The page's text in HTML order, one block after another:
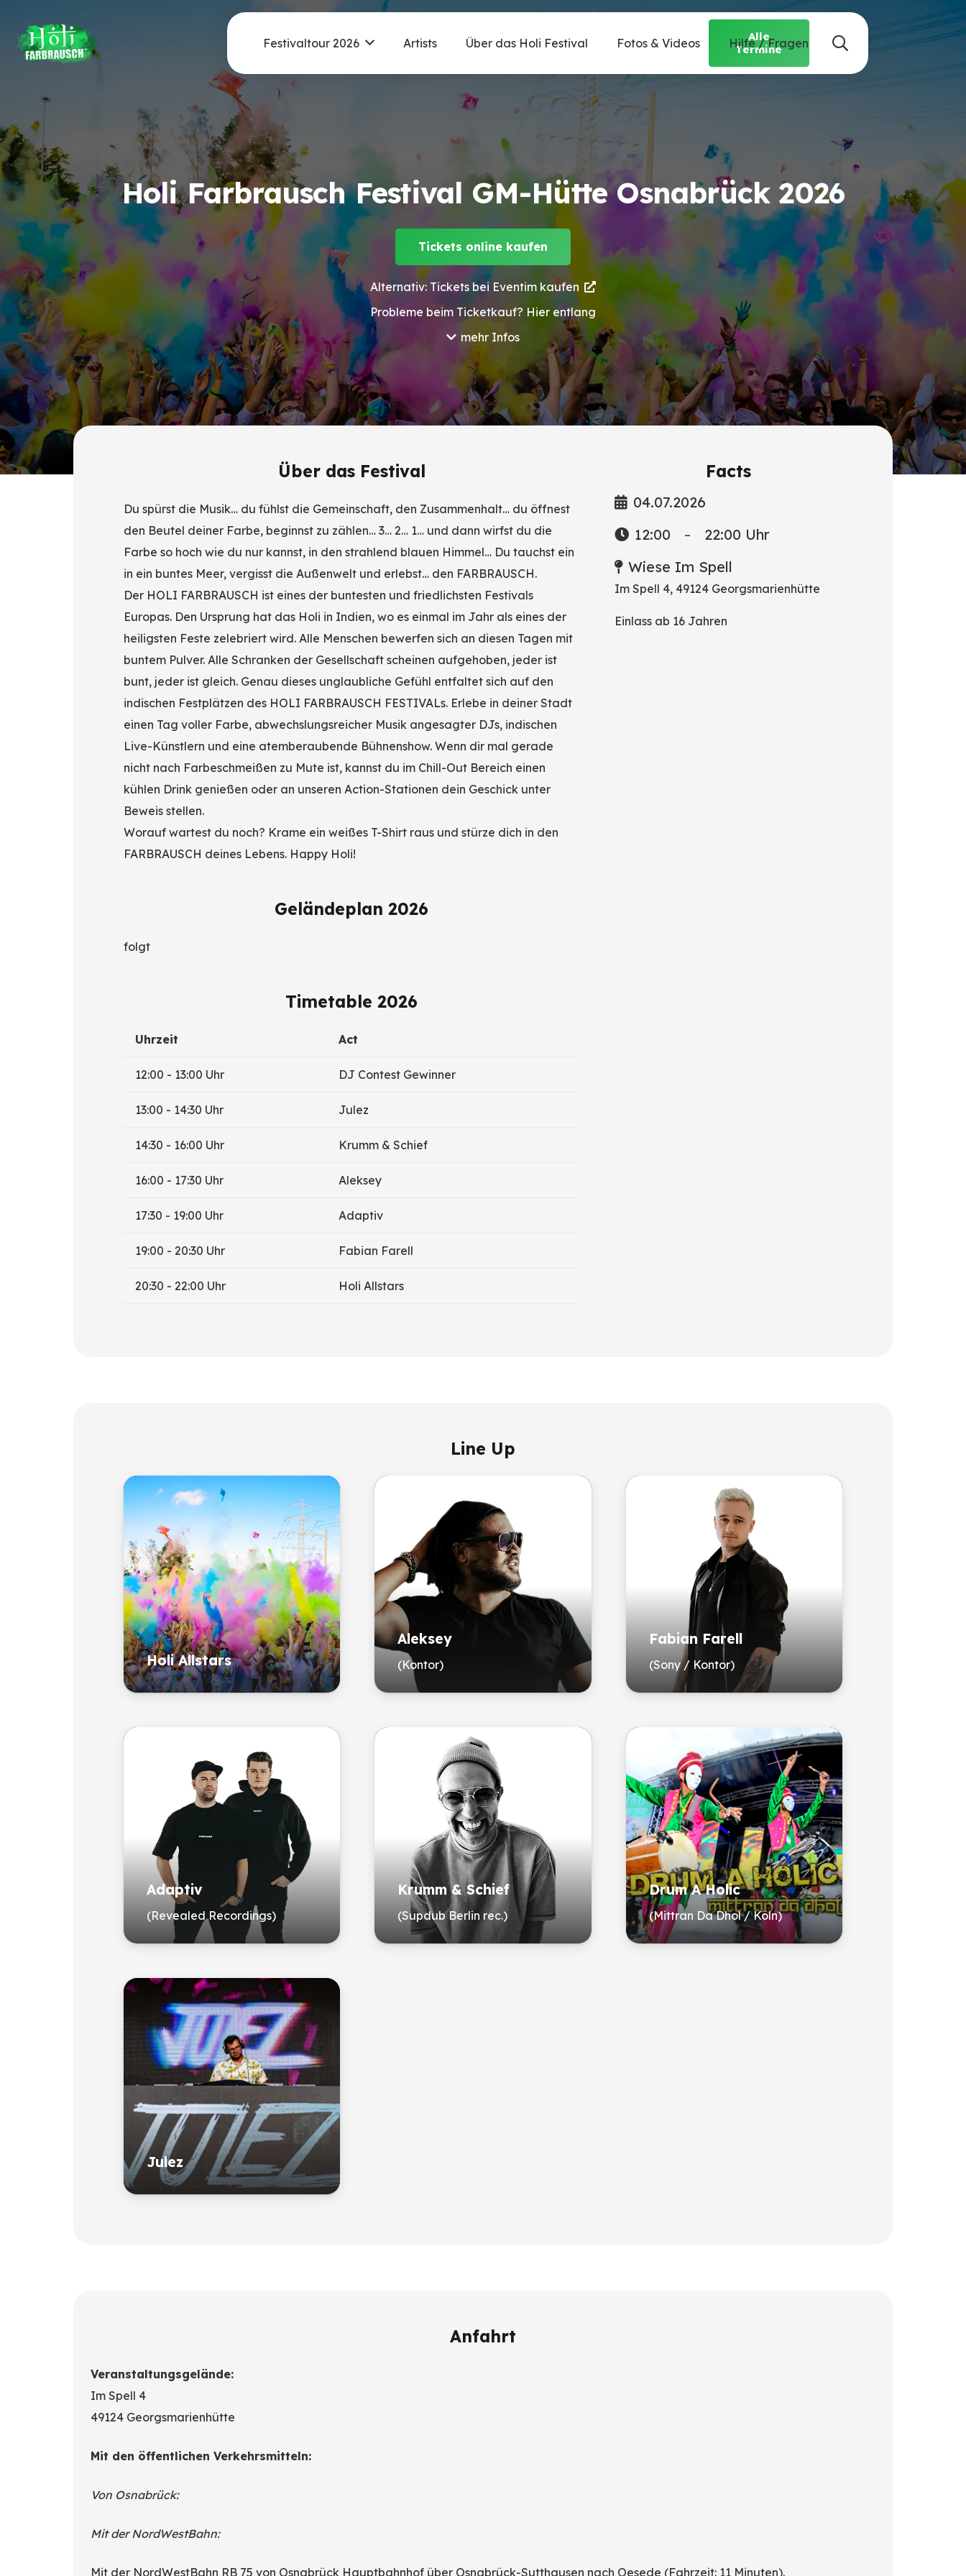
Festivaltour 2026 Artists Über das Holi Festival Fotos & Videos Hilfe / Fragen
Alle
Termine
Holi Farbrausch Festival GM-Hütte Osnabrück 2026
Tickets online kaufen
Alternativ: Tickets bei Eventim kaufen
Probleme beim Ticketkauf? Hier entlang
mehr Infos
Über das Festival
Du spürst die Musik… du fühlst die Gemeinschaft, den Zusammenhalt… du öffnest
den Beutel deiner Farbe, beginnst zu zählen… 3… 2… 1… und dann wirfst du die
Farbe so hoch wie du nur kannst, in den strahlend blauen Himmel… Du tauchst ein
in ein buntes Meer, vergisst die Außenwelt und erlebst… den FARBRAUSCH.
Der HOLI FARBRAUSCH ist eines der buntesten und friedlichsten Festivals
Europas. Den Ursprung hat das Holi in Indien, wo es einmal im Jahr als eines der
heiligsten Feste zelebriert wird. Alle Menschen bewerfen sich an diesen Tagen mit
buntem Pulver. Alle Schranken der Gesellschaft scheinen aufgehoben, jeder ist
bunt, jeder ist gleich. Genau dieses unglaubliche Gefühl entfaltet sich auf den
indischen Festplätzen des HOLI FARBRAUSCH FESTIVALs. Erlebe in deiner Stadt
einen Tag voller Farbe, abwechslungsreicher Musik angesagter DJs, indischen
Live-Künstlern und eine atemberaubende Bühnenshow. Wenn dir mal gerade
nicht nach Farbeschmeißen zu Mute ist, kannst du im Chill-Out Bereich einen
kühlen Drink genießen oder an unseren Action-Stationen dein Geschick unter
Beweis stellen.
Worauf wartest du noch? Krame ein weißes T-Shirt raus und stürze dich in den
FARBRAUSCH deines Lebens. Happy Holi!
Geländeplan 2026
folgt
Timetable 2026
Uhrzeit Act
12:00 - 13:00 Uhr DJ Contest Gewinner
13:00 - 14:30 Uhr Julez
14:30 - 16:00 Uhr Krumm & Schief
16:00 - 17:30 Uhr Aleksey
17:30 - 19:00 Uhr Adaptiv
19:00 - 20:30 Uhr Fabian Farell
20:30 - 22:00 Uhr Holi Allstars
Facts
04.07.2026
12:00
– 22:00 Uhr
Wiese Im Spell
Im Spell 4, 49124 Georgsmarienhütte
Einlass ab 16 Jahren
Line Up
Holi Allstars
Aleksey
(Kontor)
Fabian Farell
(Sony / Kontor)
Adaptiv
(Revealed Recordings)
Krumm & Schief
(Supdub Berlin rec.)
Drum A Holic
(Mittran Da Dhol / Köln)
Julez
Anfahrt
Veranstaltungsgelände:
Im Spell 4
49124 Georgsmarienhütte
Mit den öffentlichen Verkehrsmitteln:
Von Osnabrück:
Mit der NordWestBahn:
Mit der NordWestBahn RB 75 von Osnabrück Hauptbahnhof über Osnabrück-Sutthausen nach Oesede (Fahrzeit: 11 Minuten).